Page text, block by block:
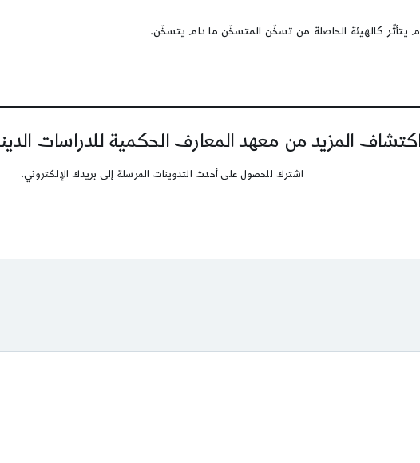
دام يتأثّر كالهيئة الحاصلة من تسخّن المتسخّن ما دام يتسخّن.
المزيد من معهد المعارف الحكمية للدراسات
اشترك للحصول على أحدث التدوينات المرسلة إلى بريدك الإلكتروني.